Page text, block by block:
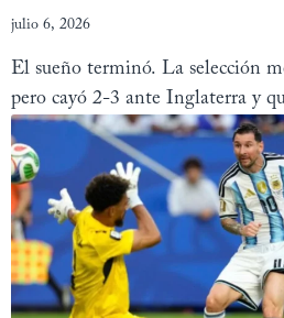
julio 6, 2026
El sueño terminó. La selección
pero cayó 2-3 ante Inglaterra y
Copa del Mundo 2026.